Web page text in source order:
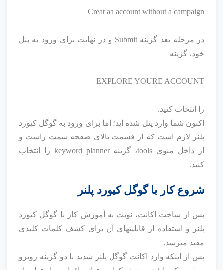
Creat an account without a campaign
در مرحله بعد گزینه Submit و در نهایت برای ورود به پنل
خود، گزینه
EXPLORE YOURE ACCOUNT
را انتخاب کنید.
اکنون شما وارد پنل شده اید؛ اما برای ورود به گوگل کیورد
پلنر لازم است که از قسمت بالای صفحه سمت راست و
از داخل منوی tools، گزینه keyword planner را انتخاب
کنید.
شروع کار با گوگل کیورد پلنر
پس از ساخت اکانت، نوبت به آموزش کار با گوگل کیورد
پلنر و استفاده از قابلیتهای آن برای کشف کلمات کلیدی
مفید میرسد.
پس از اینکه وارد اکانت گوگل پلنر شدید با دو گزینه روبرو